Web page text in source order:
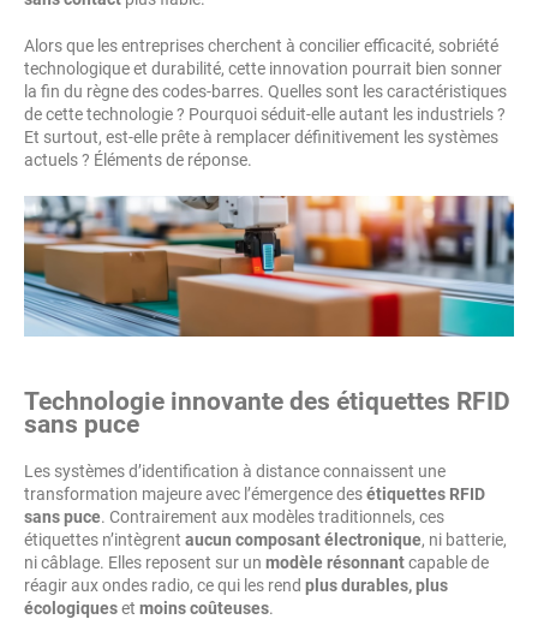
Alors que les entreprises cherchent à concilier efficacité, sobriété
technologique et durabilité, cette innovation pourrait bien sonner
la fin du règne des codes-barres. Quelles sont les caractéristiques
de cette technologie ? Pourquoi séduit-elle autant les industriels ?
Et surtout, est-elle prête à remplacer définitivement les systèmes
actuels ? Éléments de réponse.
Technologie innovante des étiquettes RFID
sans puce
Les systèmes d’identification à distance connaissent une
transformation majeure avec l’émergence desétiquettes RFID
sans puce. Contrairement aux modèles traditionnels, ces
étiquettes n’intègrent aucun composant électronique, ni batterie,
ni câblage. Elles reposent sur un modèle résonnantcapable de
réagir aux ondes radio, ce qui les rend plus durables, plus
écologiqueset moins coûteuses.